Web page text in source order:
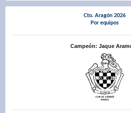
Cto. Aragón 2026
Por equipos
Campeón: Jaque